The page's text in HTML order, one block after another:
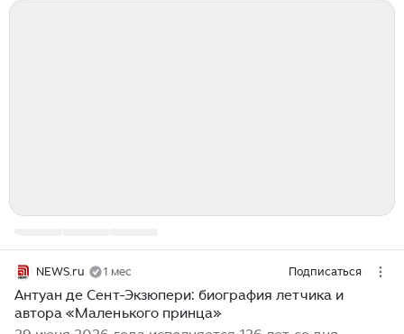
NEWS.ru 1 мес Подписаться
Антуан де Сент-Экзюпери: биография летчика и
автора «Маленького принца»